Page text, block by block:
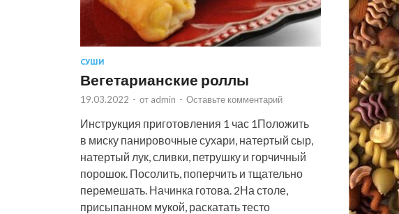
СУШИ
Вегетарианские роллы
19.03.2022 - от admin - Оставьте комментарий
Инструкция приготовления 1 час 1Положить
в миску панировочные сухари, натертый сыр,
натертый лук, сливки, петрушку и горчичный
порошок. Посолить, поперчить и тщательно
перемешать. Начинка готова. 2На столе,
присыпанном мукой, раскатать тесто